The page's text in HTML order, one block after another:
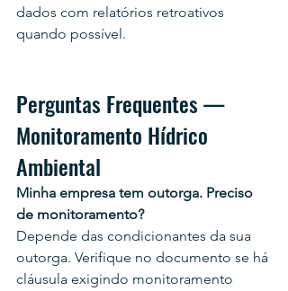
dados com relatórios retroativos
quando possível.
Perguntas Frequentes —
Monitoramento Hídrico
Ambiental
Minha empresa tem outorga. Preciso
de monitoramento?
Depende das condicionantes da sua
outorga. Verifique no documento se há
cláusula exigindo monitoramento